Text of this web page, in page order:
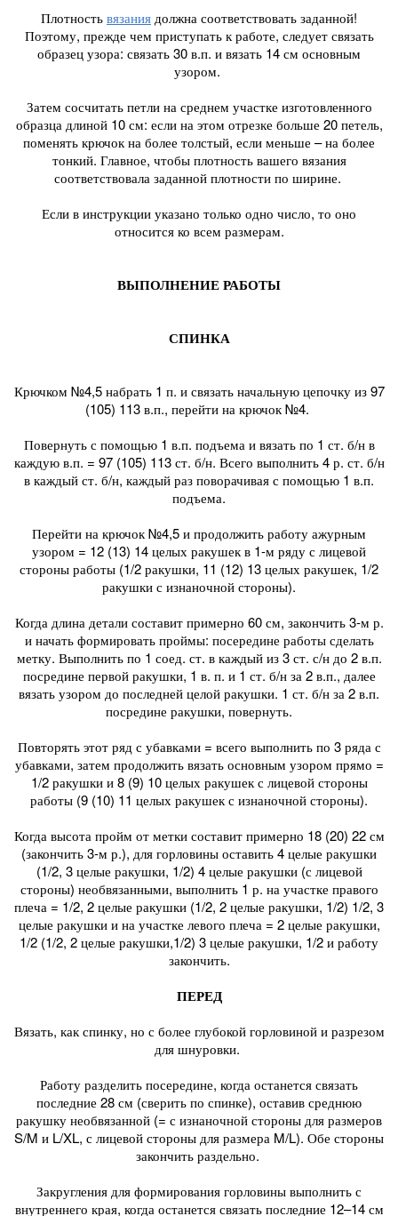
Плотностьвязания должна соответствовать заданной!
Поэтому, прежде чем приступать к работе, следует связать
образец узора: связать 30 в.п. и вязать 14 см основным
узором.
Затем сосчитать петли на среднем участке изготовленного
образца длиной 10 см: если на этом отрезке больше 20 петель,
поменять крючок на более толстый, если меньше – на более
тонкий. Главное, чтобы плотность вашего вязания
соответствовала заданной плотности по ширине.
Если в инструкции указано только одно число, то оно
относится ко всем размерам.
ВЫПОЛНЕНИЕ РАБОТЫ
СПИНКА
Крючком №4,5 набрать 1 п. и связать начальную цепочку из 97
(105) 113 в.п., перейти на крючок №4.
Повернуть с помощью 1 в.п. подъема и вязать по 1 ст. б/н в
каждую в.п. = 97 (105) 113 ст. б/н. Всего выполнить 4 р. ст. б/н
в каждый ст. б/н, каждый раз поворачивая с помощью 1 в.п.
подъема.
Перейти на крючок №4,5 и продолжить работу ажурным
узором = 12 (13) 14 целых ракушек в 1-м ряду с лицевой
стороны работы (1/2 ракушки, 11 (12) 13 целых ракушек, 1/2
ракушки с изнаночной стороны).
Когда длина детали составит примерно 60 см, закончить 3-м р.
и начать формировать проймы: посередине работы сделать
метку. Выполнить по 1 соед. ст. в каждый из 3 ст. с/н до 2 в.п.
посредине первой ракушки, 1 в. п. и 1 ст. б/н за 2 в.п., далее
вязать узором до последней целой ракушки. 1 ст. б/н за 2 в.п.
посредине ракушки, повернуть.
Повторять этот ряд с убавками = всего выполнить по 3 ряда с
убавками, затем продолжить вязать основным узором прямо =
1/2 ракушки и 8 (9) 10 целых ракушек с лицевой стороны
работы (9 (10) 11 целых ракушек с изнаночной стороны).
Когда высота пройм от метки составит примерно 18 (20) 22 см
(закончить 3-м р.), для горловины оставить 4 целые ракушки
(1/2, 3 целые ракушки, 1/2) 4 целые ракушки (с лицевой
стороны) необвязанными, выполнить 1 р. на участке правого
плеча = 1/2, 2 целые ракушки (1/2, 2 целые ракушки, 1/2) 1/2, 3
целые ракушки и на участке левого плеча = 2 целые ракушки,
1/2 (1/2, 2 целые ракушки,1/2) 3 целые ракушки, 1/2 и работу
закончить.
ПЕРЕД
Вязать, как спинку, но с более глубокой горловиной и разрезом
для шнуровки.
Работу разделить посередине, когда останется связать
последние 28 см (сверить по спинке), оставив среднюю
ракушку необвязанной (= с изнаночной стороны для размеров
S/M и L/XL, с лицевой стороны для размера M/L). Обе стороны
закончить раздельно.
Закругления для формирования горловины выполнить с
внутреннего края, когда останется связать последние 12–14 см